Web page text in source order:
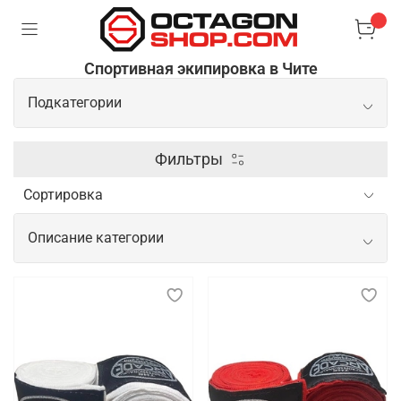
Спортивная экипировка в Чите
Подкатегории
Защита
Фильтры
Описание категории
тренировок, показательных
Спортивная экипировка играет важнейшую роль в
обеспечении безопасности, комфорта и